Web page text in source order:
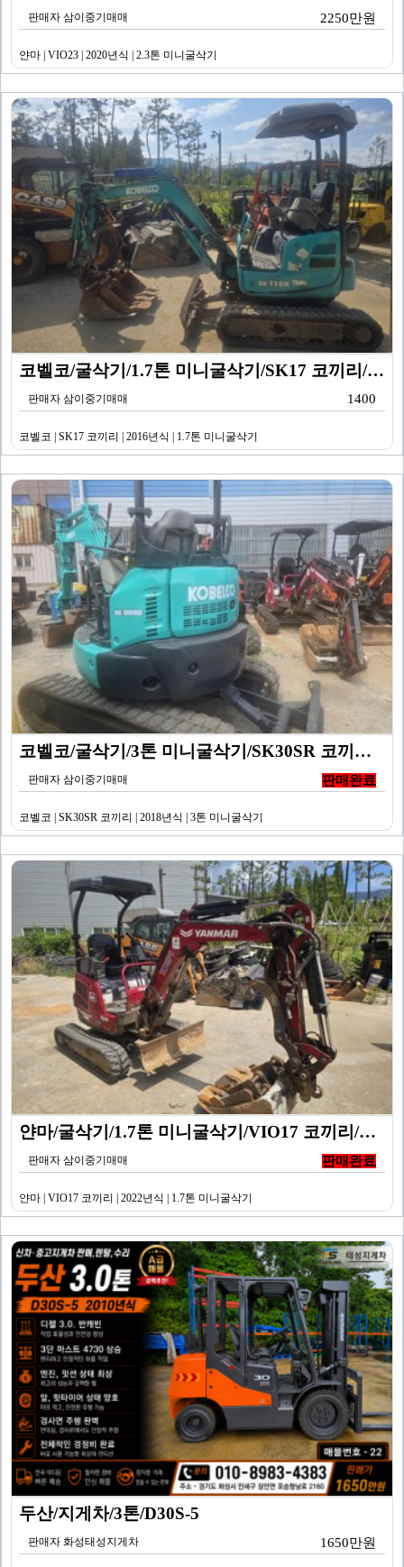
판매자 삼이중기매매 2250만원
얀마 | VIO23 | 2020년식 | 2.3톤 미니굴삭기
코벨코/굴삭기/1.7톤 미니굴삭기/SK17 코끼리/20…
판매자 삼이중기매매 1400
코벨코 | SK17 코끼리 | 2016년식 | 1.7톤 미니굴삭기
코벨코/굴삭기/3톤 미니굴삭기/SK30SR 코끼리/20…
판매자 삼이중기매매 판매완료
코벨코 | SK30SR 코끼리 | 2018년식 | 3톤 미니굴삭기
얀마/굴삭기/1.7톤 미니굴삭기/VIO17 코끼리/20…
판매자 삼이중기매매 판매완료
얀마 | VIO17 코끼리 | 2022년식 | 1.7톤 미니굴삭기
두산/지게차/3톤/D30S-5
판매자 화성태성지게차 1650만원